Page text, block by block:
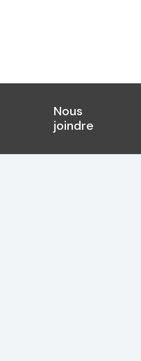
Nous
joindre